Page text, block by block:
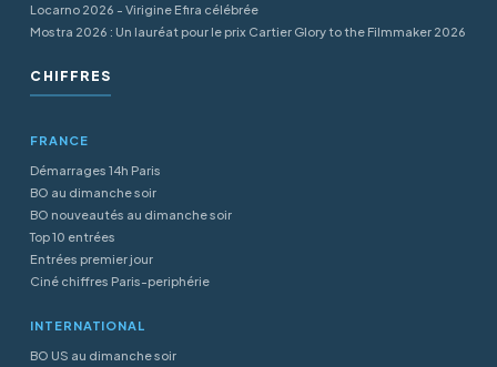
Locarno 2026 - Virigine Efira célébrée
Mostra 2026 : Un lauréat pour le prix Cartier Glory to the Filmmaker 2026
CHIFFRES
FRANCE
Démarrages 14h Paris
BO au dimanche soir
BO nouveautés au dimanche soir
Top 10 entrées
Entrées premier jour
Ciné chiffres Paris-periphérie
INTERNATIONAL
BO US au dimanche soir